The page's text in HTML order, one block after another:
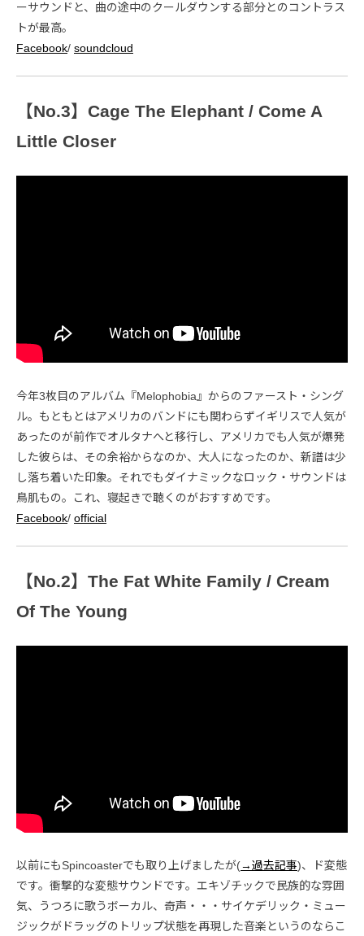
ーサウンドと、曲の途中のクールダウンする部分とのコントラス
トが最高。
Facebook/ soundcloud
【No.3】Cage The Elephant / Come A
Little Closer
今年3枚目のアルバム『Melophobia』からのファースト・シング
ル。もともとはアメリカのバンドにも関わらずイギリスで人気が
あったのが前作でオルタナへと移行し、アメリカでも人気が爆発
した彼らは、その余裕からなのか、大人になったのか、新譜は少
し落ち着いた印象。それでもダイナミックなロック・サウンドは
鳥肌もの。これ、寝起きで聴くのがおすすめです。
Facebook/ official
【No.2】The Fat White Family / Cream
Of The Young
以前にもSpincoasterでも取り上げましたが(→過去記事)、ド変態
です。衝撃的な変態サウンドです。エキゾチックで民族的な雰囲
気、うつろに歌うボーカル、奇声・・・サイケデリック・ミュー
ジックがドラッグのトリップ状態を再現した音楽というのならこ